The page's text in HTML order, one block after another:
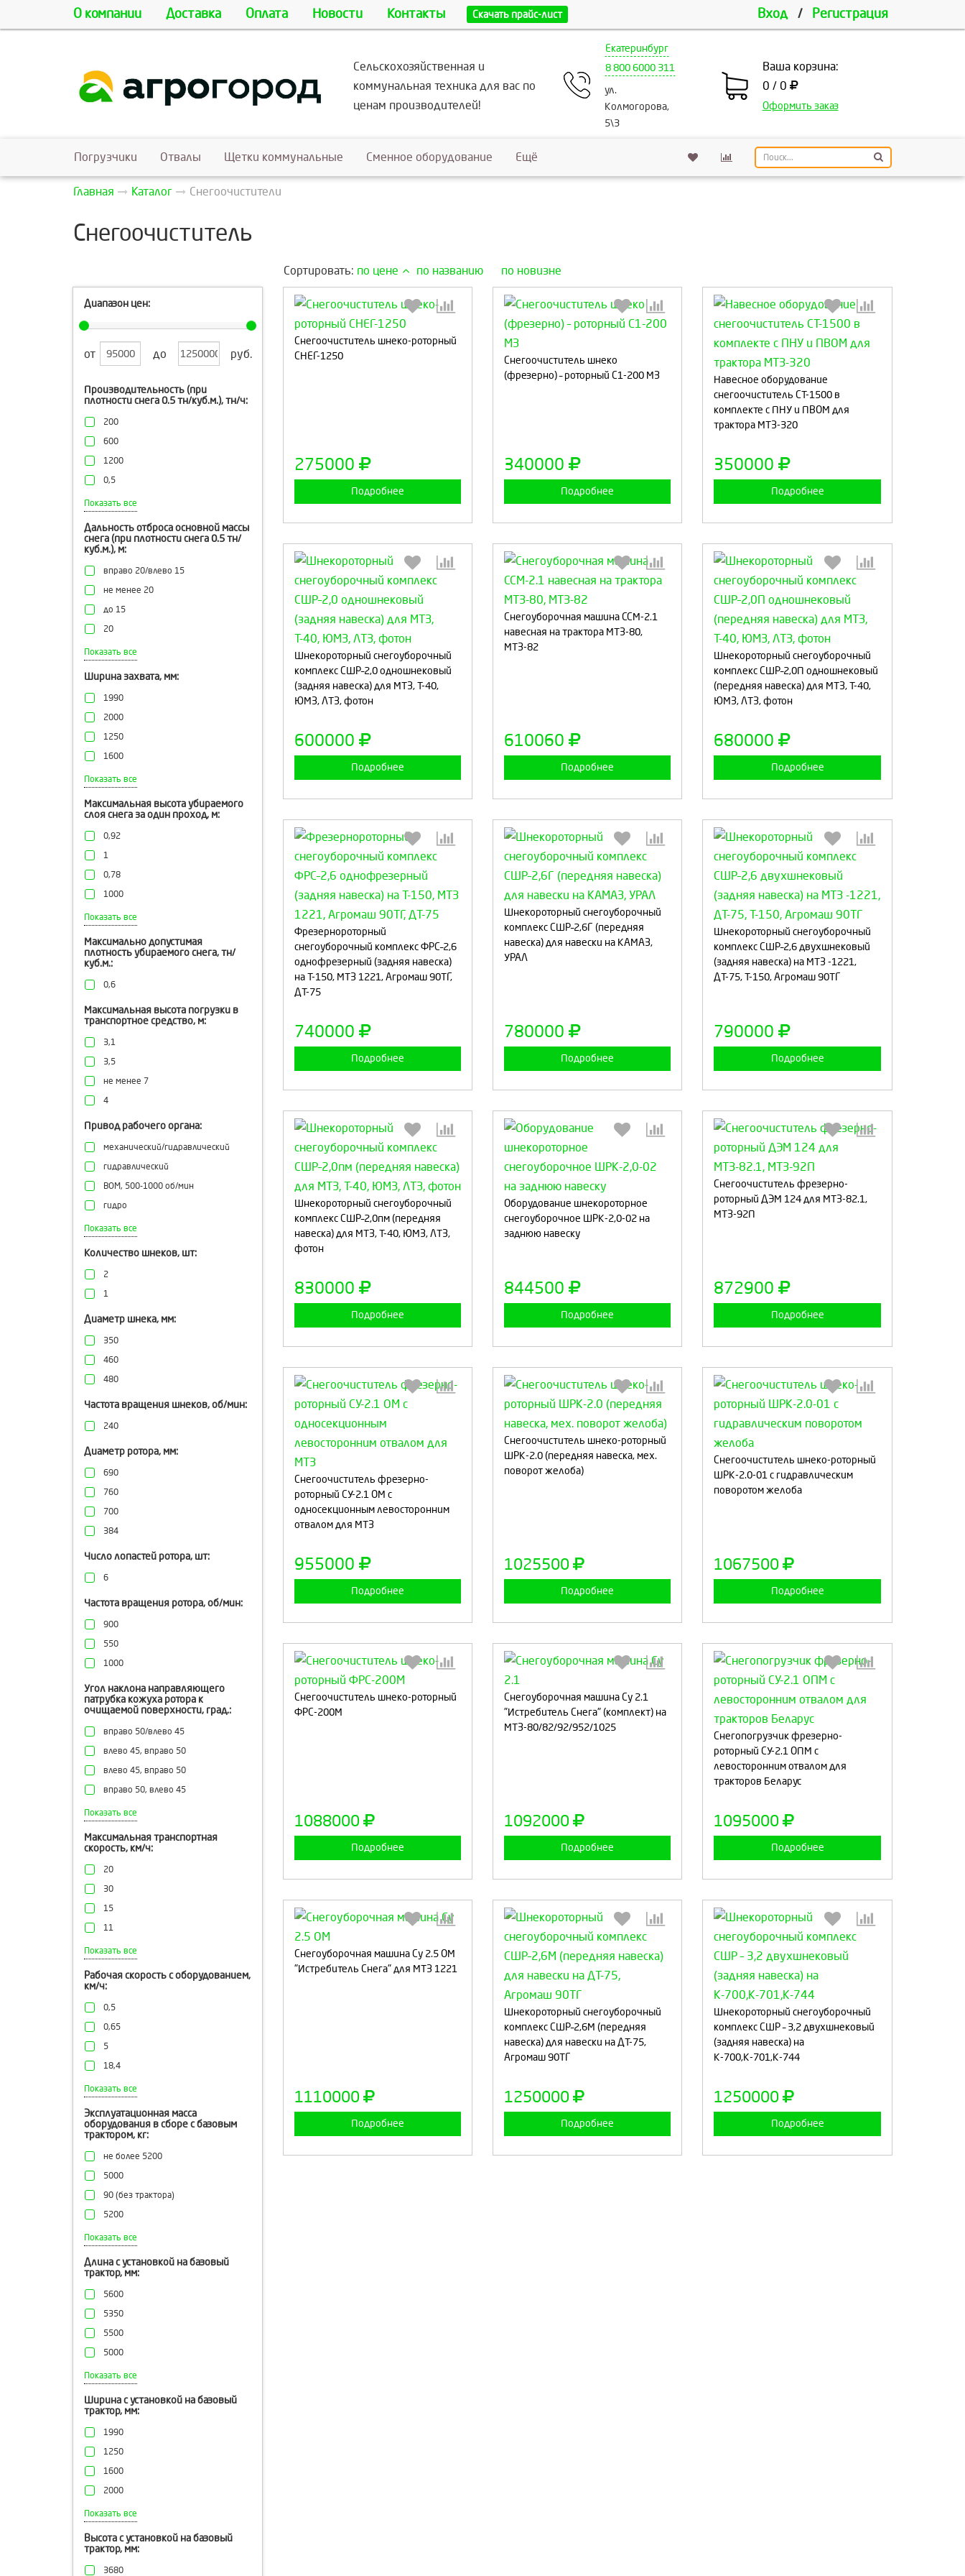
О компании Доставка Оплата Новости Контакты Скачать прайс-лист Вход / Регистрация
Сельскохозяйственная и
коммунальная техника для вас по
ценам производителей!
Екатеринбург
8 800 6000 311
ул.
Колмогорова,
5\3
Ваша корзина:
0 / 0
Оформить заказ
Погрузчики Отвалы Щетки коммунальные Сменное оборудование Ещё
Главная Каталог Снегоочистители
Снегоочиститель
Сортировать: по цене по названию по новизне
Диапазон цен:
от до руб.
Производительность (при
плотности снега 0.5 тн/куб.м.), тн/ч:
200
600
1200
0,5
500
Показать все
Дальность отброса основной массы
снега (при плотности снега 0.5 тн/
куб.м.), м:
вправо 20/влево 15
не менее 20
до 15
20
15
до 25
25
Показать все
Ширина захвата, мм:
1990
2000
1250
1600
2,1
2050
2600
3200
2100
1500
Показать все
Максимальная высота убираемого
слоя снега за один проход, м:
0,92
1
0,78
1000
0,5
1,1
Показать все
Максимально допустимая
плотность убираемого снега, тн/
куб.м.:
0,6
Максимальная высота погрузки в
транспортное средство, м:
3,1
3,5
не менее 7
4
Привод рабочего органа:
механический/гидравлический
гидравлический
ВОМ, 500-1000 об/мин
гидро
от ВОМ
гидравлический от гидросистемы
трактора
Показать все
Количество шнеков, шт:
2
1
Диаметр шнека, мм:
350
460
480
Частота вращения шнеков, об/мин:
240
Диаметр ротора, мм:
690
760
700
384
Число лопастей ротора, шт:
6
Частота вращения ротора, об/мин:
900
550
1000
Угол наклона направляющего
патрубка кожуха ротора к
очищаемой поверхности, град.:
вправо 50/влево 45
влево 45, вправо 50
влево 45, вправо 50
вправо 50, влево 45
30, 45, 60
Показать все
Максимальная транспортная
скорость, км/ч:
20
30
15
11
1-3
Показать все
Рабочая скорость с оборудованием,
км/ч:
0,5
0,65
5
18,4
0,6-4,5
0,6
Показать все
Эксплуатационная масса
оборудования в сборе с базовым
трактором, кг:
не более 5200
5000
90 (без трактора)
5200
4700
Показать все
Длина с установкой на базовый
трактор, мм:
5600
5350
5500
5000
1000
Показать все
Ширина с установкой на базовый
трактор, мм:
1990
1250
1600
2000
2050
2640
Показать все
Высота с установкой на базовый
трактор, мм:
3680
Снегоочиститель шнеко-роторный
СНЕГ-1250
275000
Подробнее
Снегоочиститель шнеко
(фрезерно) – роторный С1-200 МЗ
340000
Подробнее
Выберите количество:
Навесное оборудование
снегоочиститель СТ-1500 в
комплекте с ПНУ и ПВОМ для
трактора МТЗ-320
350000
Подробнее
Выберите количество:
Продолжить
Шнекороторный снегоуборочный
комплекс СШР–2,0 одношнековый
(задняя навеска) для МТЗ, Т-40,
ЮМЗ, ЛТЗ, фотон
600000
Подробнее
Выберите количество:
Продолжить
Снегоуборочная машина ССМ-2.1
навесная на трактора МТЗ-80,
МТЗ-82
610060
Подробнее
Выберите количество:
Шнекороторный снегоуборочный
комплекс СШР–2,0П одношнековый
(передняя навеска) для МТЗ, Т-40,
ЮМЗ, ЛТЗ, фотон
680000
Подробнее
Выберите количество:
Продолжить
Фрезернороторный
снегоуборочный комплекс ФРС–2,6
однофрезерный (задняя навеска)
на Т-150, МТЗ 1221, Агромаш 90ТГ,
ДТ-75
740000
Подробнее
Выберите количество:
Продолжить Отмена
Шнекороторный снегоуборочный
комплекс СШР–2,6Г (передняя
навеска) для навески на КАМАЗ,
УРАЛ
780000
Подробнее
Выберите количество:
Шнекороторный снегоуборочный
комплекс СШР–2,6 двухшнековый
(задняя навеска) на МТЗ -1221,
ДТ-75, Т-150, Агромаш 90ТГ
790000
Подробнее
Выберите количество:
Продолжить Отмена
Шнекороторный снегоуборочный
комплекс СШР–2,0пм (передняя
навеска) для МТЗ, Т-40, ЮМЗ, ЛТЗ,
фотон
830000
Подробнее
Выберите количество:
Оборудование шнекороторное
снегоуборочное ШРК-2,0-02 на
заднюю навеску
844500
Подробнее
Выберите количество:
Снегоочиститель фрезерно-
роторный ДЭМ 124 для МТЗ-82.1,
МТЗ-92П
872900
Подробнее
Выберите количество:
Снегоочиститель фрезерно-
роторный СУ-2.1 ОМ с
односекционным левосторонним
отвалом для МТЗ
955000
Подробнее
Продолжить
Снегоочиститель шнеко-роторный
ШРК-2.0 (передняя навеска, мех.
поворот желоба)
1025500
Подробнее
Выберите количество:
Снегоочиститель шнеко-роторный
ШРК-2.0-01 с гидравлическим
поворотом желоба
1067500
Подробнее
Выберите количество:
Снегоочиститель шнеко-роторный
ФРС-200М
1088000
Подробнее
Снегоуборочная машина Су 2.1
"Истребитель Снега" (комплект) на
МТЗ-80/82/92/952/1025
1092000
Подробнее
Выберите количество:
Снегопогрузчик фрезерно-
роторный СУ-2.1 ОПМ с
левосторонним отвалом для
тракторов Беларус
1095000
Подробнее
Выберите количество:
Продолжить
Снегоуборочная машина Су 2.5 ОМ
"Истребитель Снега" для МТЗ 1221
1110000
Подробнее
Шнекороторный снегоуборочный
комплекс СШР–2,6М (передняя
навеска) для навески на ДТ-75,
Агромаш 90ТГ
1250000
Подробнее
Выберите количество:
Продолжить
Шнекороторный снегоуборочный
комплекс СШР – 3,2 двухшнековый
(задняя навеска) на
К-700,К-701,К-744
1250000
Подробнее
Выберите количество:
Продолжить